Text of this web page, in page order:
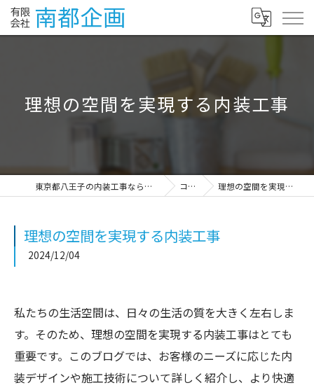
理想の空間を実現する内装工事
東京都八王子の内装工事なら有限会社南都企画 コラム 理想の空間を実現する内装工事
理想の空間を実現する内装工事
2024/12/04
私たちの生活空間は、日々の生活の質を大きく左右しま
す。そのため、理想の空間を実現する内装工事はとても
重要です。このブログでは、お客様のニーズに応じた内
装デザインや施工技術について詳しく紹介し、より快適